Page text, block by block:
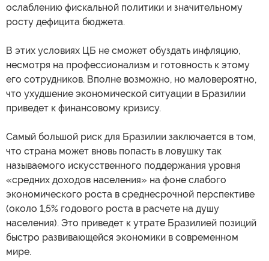
ослаблению фискальной политики и значительному
росту дефицита бюджета.
В этих условиях ЦБ не сможет обуздать инфляцию,
несмотря на профессионализм и готовность к этому
его сотрудников. Вполне возможно, но маловероятно,
что ухудшение экономической ситуации в Бразилии
приведет к финансовому кризису.
Самый большой риск для Бразилии заключается в том,
что страна может вновь попасть в ловушку так
называемого искусственного поддержания уровня
«средних доходов населения» на фоне слабого
экономического роста в среднесрочной перспективе
(около 1,5% годового роста в расчете на душу
населения). Это приведет к утрате Бразилией позиций
быстро развивающейся экономики в современном
мире.